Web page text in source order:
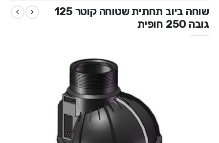
שוחה ביוב תחתית שטוחה קוטר 125
גובה 250 חופית